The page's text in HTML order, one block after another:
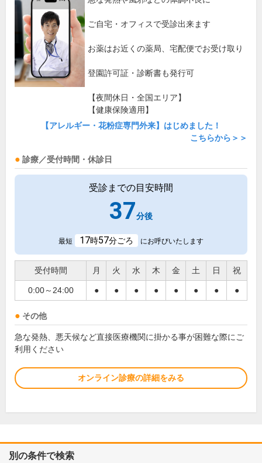
ご自宅・オフィスで受診出来ます
お薬はお近くの薬局、宅配便でお受け取り
登園許可証・診断書も発行可
【夜間休日・全国エリア】
【健康保険適用】
【アレルギー・花粉症専門外来】はじめました！
こちらから＞＞
診療／受付時間・休診日
受診までの目安時間
37分後
最短 17時57分ごろ にお呼びいたします
受付時間 月 火 水 木 金 土 日 祝
0:00～24:00 ● ● ● ● ● ● ● ●
その他
急な発熱、悪天候など直接医療機関に掛かる事が困難な際にご
利用ください
オンライン診療の詳細をみる
別の条件で検索